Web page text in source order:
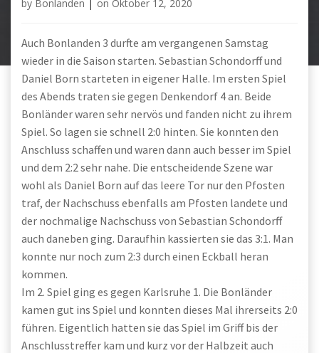
by Bonlanden | on Oktober 12, 2020
Auch Bonlanden 3 durfte am vergangenen Samstag
wieder in die Saison starten. Sebastian Schondorff und
Daniel Born starteten in eigener Halle. Im ersten Spiel
des Abends traten sie gegen Denkendorf 4 an. Beide
Bonländer waren sehr nervös und fanden nicht zu ihrem
Spiel. So lagen sie schnell 2:0 hinten. Sie konnten den
Anschluss schaffen und waren dann auch besser im Spiel
und dem 2:2 sehr nahe. Die entscheidende Szene war
wohl als Daniel Born auf das leere Tor nur den Pfosten
traf, der Nachschuss ebenfalls am Pfosten landete und
der nochmalige Nachschuss von Sebastian Schondorff
auch daneben ging. Daraufhin kassierten sie das 3:1. Man
konnte nur noch zum 2:3 durch einen Eckball heran
kommen.
Im 2. Spiel ging es gegen Karlsruhe 1. Die Bonländer
kamen gut ins Spiel und konnten dieses Mal ihrerseits 2:0
führen. Eigentlich hatten sie das Spiel im Griff bis der
Anschlusstreffer kam und kurz vor der Halbzeit auch